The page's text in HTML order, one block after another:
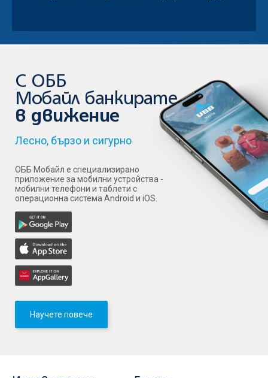
С ОББ
Мобайл банкирате
в движение
Лесно, бързо и сигурно
ОББ Мобайл е специализирано
приложение за мобилни устройства -
мобилни телефони и таблети с
операционна система Android и iOS.
Научете повече